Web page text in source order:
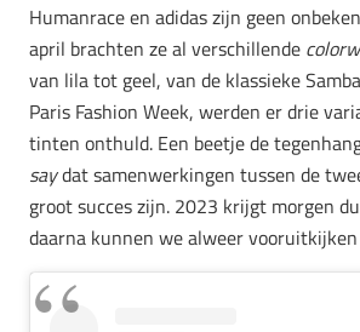
Humanrace en adidas zijn geen
april brachten ze al verschillende
van lila tot geel, van de klassieke
Paris Fashion Week, werden er drie
tinten onthuld. Een beetje de
saydat samenwerkingen tussen de
groot succes zijn. 2023 krijgt morgen
daarna kunnen we alweer vooruitkijken